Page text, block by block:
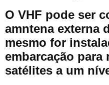
O VHF pode ser
amntena externa
mesmo for
embarcação
satélites a um